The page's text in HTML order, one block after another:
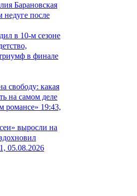
Барановская
недуге после
в 10-м сезоне
в финале
свободу: какая
на самом деле
романсе» 19:43,
выросли на
05.08.2026